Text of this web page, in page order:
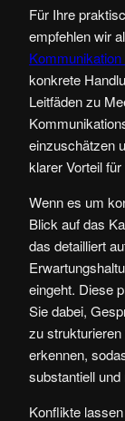
Für Ihre
empfehlen wir
konkrete
Leitfäden zu
einzuschätzen
klarer Vorteil
Wenn es um
Blick auf das
das detailliert
eingeht. Diese
Sie dabei,
zu
erkennen,
substantiell und
Konflikte